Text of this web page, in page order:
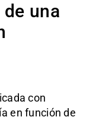
una
con
en función de